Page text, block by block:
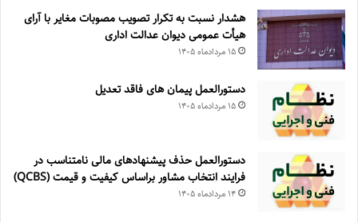
هشدار نسبت به تکرار تصویب مصوبات مغایر با آرای
هیأت عمومی دیوان عدالت اداری
۱۵ مرداد‌ماه ۱۴۰۵
دستورالعمل پیمان های فاقد تعدیل
۱۵ مرداد‌ماه ۱۴۰۵
دستورالعمل حذف پيشنهادهای مالی نامتناسب در
فرايند انتخاب مشاور براساس كيفيت و قيمت (QCBS)
۱۴ مرداد‌ماه ۱۴۰۵